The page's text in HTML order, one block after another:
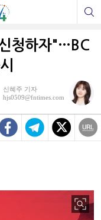
청하자"…BC
신혜주 기자
hjs0509@fntimes.com